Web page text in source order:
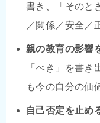
書き、「そのと
／関係／安全／
親の教育の影響
「べき」を書き
も今の自分の価
自己否定を止め